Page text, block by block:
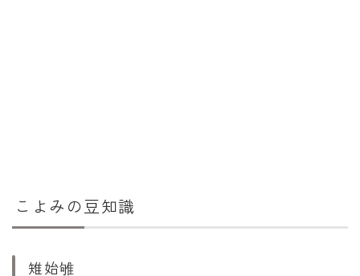
こよみの豆知識
雉始雊